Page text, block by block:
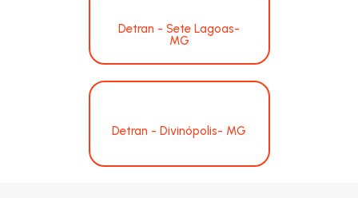
Detran - Sete Lagoas-
MG
Detran - Divinópolis- MG